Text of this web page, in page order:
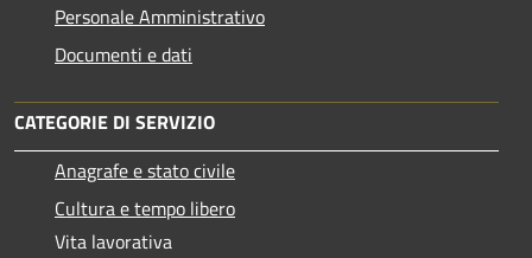
Personale Amministrativo
Documenti e dati
CATEGORIE DI SERVIZIO
Anagrafe e stato civile
Cultura e tempo libero
Vita lavorativa